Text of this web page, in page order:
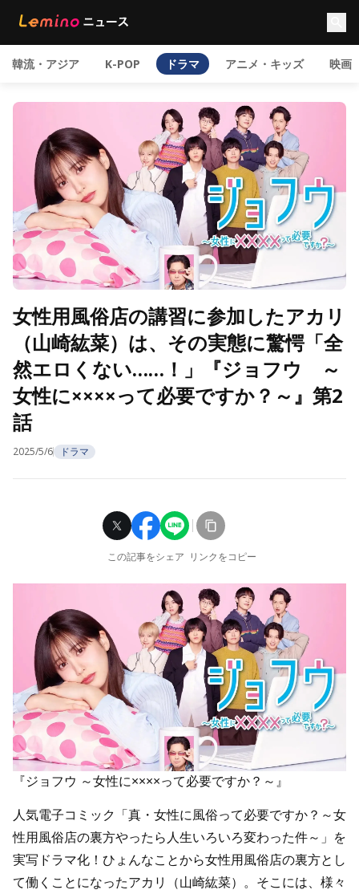
韓流・アジア K-POP ドラマ アニメ・キッズ 映画
女性用風俗店の講習に参加したアカリ
（山崎紘菜）は、その実態に驚愕「全
然エロくない……！」『ジョフウ ～
女性に××××って必要ですか？～』第2
話
2025/5/6 ドラマ
この記事をシェア リンクをコピー
『ジョフウ ～女性に××××って必要ですか？～』
人気電子コミック「真・女性に風俗って必要ですか？～女
性用風俗店の裏方やったら人生いろいろ変わった件～」を
実写ドラマ化！ひょんなことから女性用風俗店の裏方とし
て働くことになったアカリ（山崎紘菜）。そこには、様々